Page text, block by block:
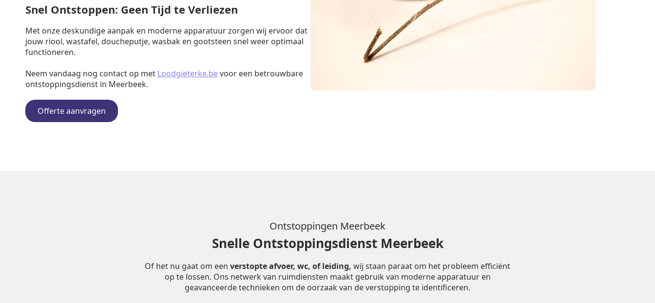
Snel Ontstoppen: Geen Tijd te Verliezen
Met onze deskundige aanpak en moderne apparatuur zorgen wij ervoor dat
jouw riool, wastafel, doucheputje, wasbak en gootsteen snel weer optimaal
functioneren.
Neem vandaag nog contact op met Loodgieterke.bevoor een betrouwbare
ontstoppingsdienst in Meerbeek.
Offerte aanvragen
Ontstoppingen Meerbeek
Snelle Ontstoppingsdienst Meerbeek
Of het nu gaat om een verstopte afvoer, wc, of leiding, wij staan paraat om het probleem efficiënt
op te lossen. Ons netwerk van ruimdiensten maakt gebruik van moderne apparatuur en
geavanceerde technieken om de oorzaak van de verstopping te identificeren.